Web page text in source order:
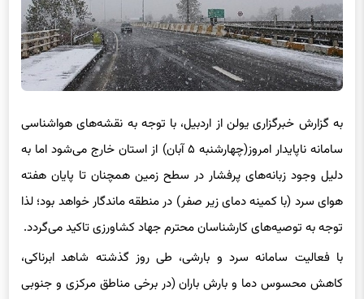
به گزارش خبرگزاری یولن از اردبیل، با توجه به نقشه‌های هواشناسی
سامانه ناپایدار امروز(چهارشنبه ۵ آبان) از استان خارج می‌شود اما به
دلیل وجود زبانه‌های پرفشار در سطح زمین همچنان تا پایان هفته
هوای سرد (با کمینه دمای زیر صفر) در منطقه ماندگار خواهد بود؛ لذا
توجه به توصیه‌های کارشناسان محترم جهاد کشاورزی تاکید می‌گردد.
با فعالیت سامانه سرد و بارشی، طی روز گذشته شاهد ابرناکی،
کاهش محسوس دما و بارش باران (در برخی مناطق مرکزی و جنوبی